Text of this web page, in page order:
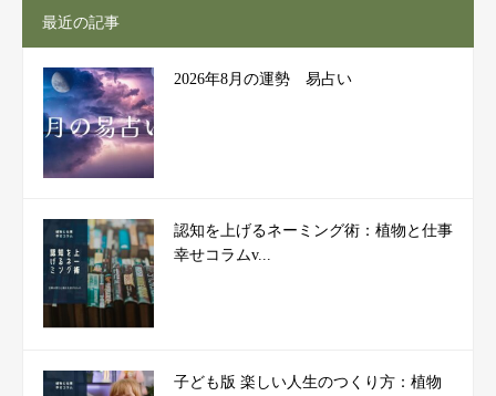
最近の記事
2026年8月の運勢 易占い
認知を上げるネーミング術：植物と仕事
幸せコラムv...
子ども版 楽しい人生のつくり方：植物